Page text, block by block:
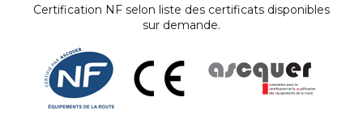
Certification NF selon liste des certificats disponibles
sur demande.